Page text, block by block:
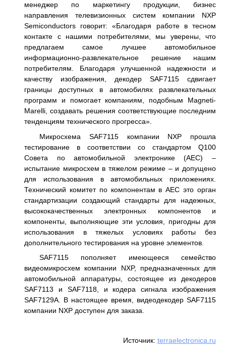
менеджер по маркетингу продукции, бизнес
направления телевизионных систем компании NXP
Semiconductors говорит: «Благодаря работе в тесном
контакте с нашими потребителями, мы уверены, что
предлагаем самое лучшее автомобильное
информационно-развлекательное решение нашим
потребителям. Благодаря улучшенной надежности и
качеству изображения, декодер SAF7115 сдвигает
границы доступных в автомобилях развлекательных
программ и помогает компаниям, подобным Magneti-
Marelli, создавать решения соответствующие последним
тенденциям технического прогресса».
Микросхема SAF7115 компании NXP прошла
тестирование в соответствии со стандартом Q100
Совета по автомобильной электронике (AEC) –
испытание микросхем в тяжелом режиме – и допущено
для использования в автомобильных приложениях.
Технический комитет по компонентам в AEC это орган
стандартизации создающий стандарты для надежных,
высококачественных электронных компонентов и
компоненты, выполняющие эти условия, пригодны для
использования в тяжелых условиях работы без
дополнительного тестирования на уровне элементов.
SAF7115 пополняет имеющееся семейство
видеомикросхем компании NXP, предназначенных для
автомобильной аппаратуры, состоящее из декодеров
SAF7113 и SAF7118, и кодера сигнала изображения
SAF7129A. В настоящее время, видеодекодер SAF7115
компании NXP доступен для заказа.
Источник: terraelectronica.ru